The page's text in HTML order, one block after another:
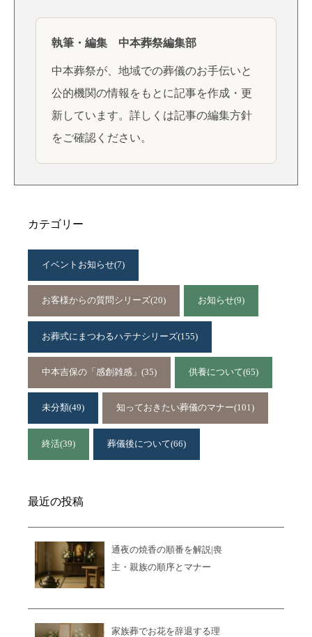
執筆・編集 中本葬祭編集部
中本葬祭が、地域での葬儀のお手伝いと
公的機関の情報をもとに記事を作成・更
新しています。詳しくは記事の編集方針
をご確認ください。
カテゴリー
イベントお知らせ(7)
お客様からの質問シリーズ(20) お知らせ(9)
お葬式にまつわるハテナシリーズ(155)
中本吉保の「感創雑感」 (35) 供養について(65)
未分類(49) 知っておきたい葬儀のマナー(101)
終活(39) 葬儀後について(66)
最近の投稿
通夜の焼香の順番を解説|喪
主・親族の順序とマナー
家族葬でお花を辞退する理